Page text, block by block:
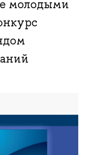
молодыми